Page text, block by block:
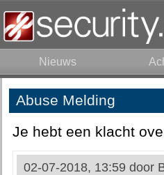
Nieuws
Abuse Melding
Je hebt een klacht
02-07-2018, 13:59 door